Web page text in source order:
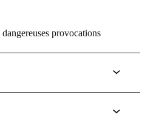
provocations